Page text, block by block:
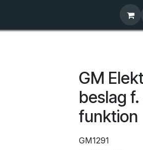
GM
beslag
funktion
GM1291